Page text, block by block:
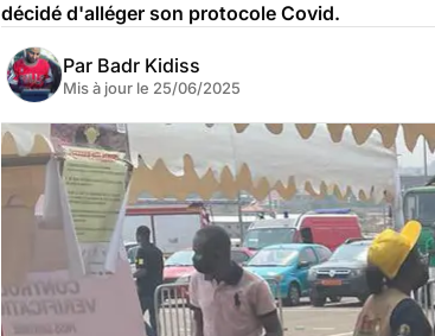
décidé d'alléger son protocole Covid.
Par Badr Kidiss
Mis à jour le 25/06/2025